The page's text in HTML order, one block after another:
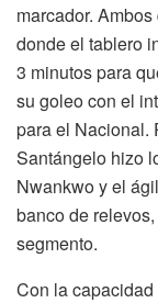
marcador.
donde el tablero
3 minutos para
su goleo con el
para el Nacional.
Santángelo hizo
Nwankwo y el
banco de
segmento.
Con la